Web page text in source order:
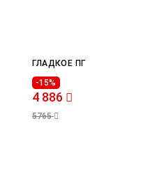
ГЛАДКОЕ ПГ
-15%
4 886
5765